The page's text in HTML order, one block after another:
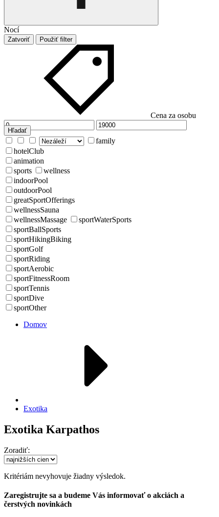
Nocí
Zatvoriť Použiť filter
Cena za osobu
Hľadať
family
hotelClub
animation
sports
wellness
indoorPool
outdoorPool
greatSportOfferings
wellnessSauna
wellnessMassage
sportWaterSports
sportBallSports
sportHikingBiking
sportGolf
sportRiding
sportAerobic
sportFitnessRoom
sportTennis
sportDive
sportOther
Domov
Exotika
Exotika Karpathos
Zoradiť:
Kritériám nevyhovuje žiadny výsledok.
Zaregistrujte sa a budeme Vás informovať o akciách a
čerstvých novinkách